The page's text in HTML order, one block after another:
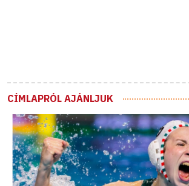
CÍMLAPRÓL AJÁNLJUK